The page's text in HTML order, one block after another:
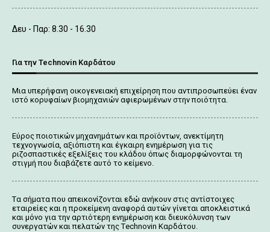
Δευ - Παρ: 8.30 - 16.30
Για την Technovin Καρδάτου
Μια υπερήφανη οικογενειακή επιχείρηση που αντιπροσωπεύει έναν
ιστό κορυφαίων βιομηχανιών αφιερωμένων στην ποιότητα.
Εύρος ποιοτικών μηχανημάτων και προϊόντων, ανεκτίμητη
τεχνογνωσία, αξιόπιστη και έγκαιρη ενημέρωση για τις
ριζοσπαστικές εξελίξεις του κλάδου όπως διαμορφώνονται τη
στιγμή που διαβάζετε αυτό το κείμενο.
Tα σήματα που απεικονίζονται εδώ ανήκουν στις αντίστοιχες
εταιρείες και η προκείμενη αναφορά αυτών γίνεται αποκλειστικά
και μόνο για την αρτιότερη ενημέρωση και διευκόλυνση των
συνεργατών και πελατών της Τechnovin Kαρδάτου.